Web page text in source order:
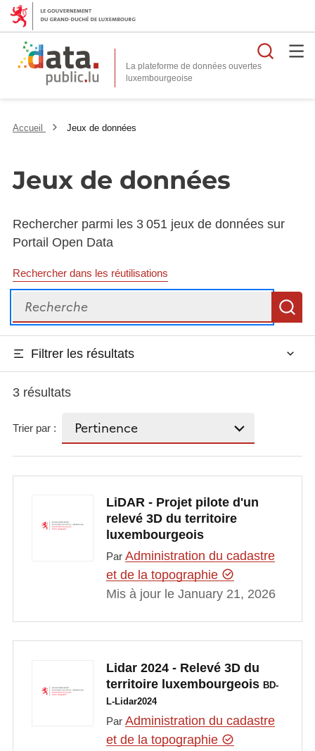
La plateforme de données ouvertes
Accueil Jeux de données
Jeux de données
Rechercher parmi les 3 051 jeux de données sur
Portail Open Data
Rechercher dans les réutilisations
Recherche
Filtrer les résultats
3 résultats
Trier par :
LiDAR - Projet pilote d'un
relevé 3D du territoire
luxembourgeois
Par Administration du cadastre
et de la topographie
Mis à jour le January 21, 2026
Lidar 2024 - Relevé 3D du
territoire luxembourgeois BD-
L-Lidar2024
Par Administration du cadastre
et de la topographie